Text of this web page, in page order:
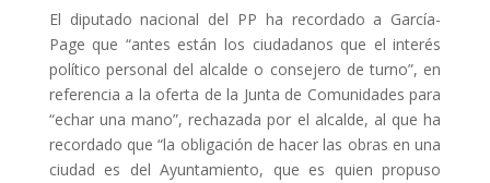
El diputado nacional del PP ha recordado a García-
Page que “antes están los ciudadanos que el interés
político personal del alcalde o consejero de turno”, en
referencia a la oferta de la Junta de Comunidades para
“echar una mano”, rechazada por el alcalde, al que ha
recordado que “la obligación de hacer las obras en una
ciudad es del Ayuntamiento, que es quien propuso